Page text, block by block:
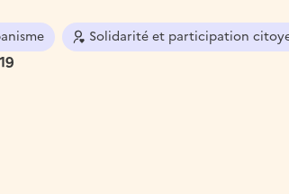
Solidarité et participation